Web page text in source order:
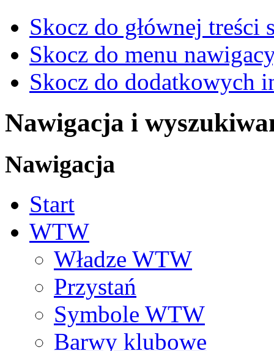
Skocz do głównej treści
Skocz do menu
Skocz do dodatkowych
Nawigacja i
Nawigacja
Start
WTW
Władze WTW
Przystań
Symbole WTW
Barwy klubowe